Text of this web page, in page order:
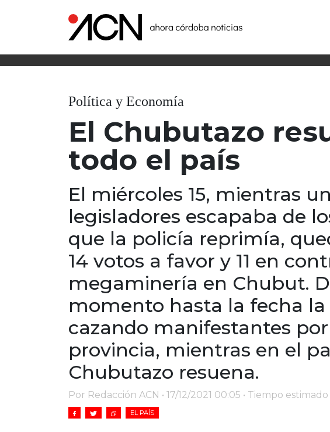
Política y Economía
El Chubutazo
todo el país
El miércoles 15, mientras
legisladores escapaba de
que la policía reprimía,
14 votos a favor y 11 en
megaminería en Chubut.
momento hasta la fecha
cazando manifestantes
provincia, mientras en el
Chubutazo resuena.
Por Redacción ACN • 17/12/2021 00:05 • Tiempo
EL PAÍS